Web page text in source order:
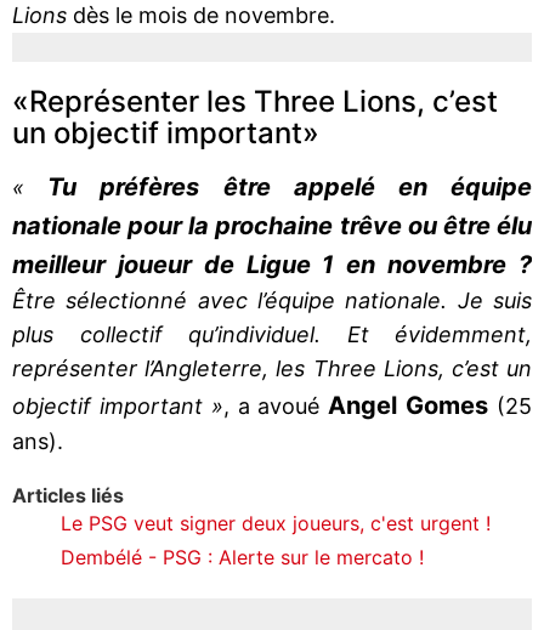
Lions dès le mois de novembre.
«Représenter les Three Lions, c’est
un objectif important»
«
Tu préfères être appelé en équipe
nationale pour la prochaine trêve ou être élu
meilleur joueur de Ligue 1 en novembre ?
Être sélectionné avec l’équipe nationale. Je suis
plus collectif qu’individuel. Et évidemment,
représenter l’Angleterre, les Three Lions, c’est un
objectif important », a avoué Angel Gomes (25
ans).
Articles liés
Le PSG veut signer deux joueurs, c'est urgent !
Dembélé - PSG : Alerte sur le mercato !